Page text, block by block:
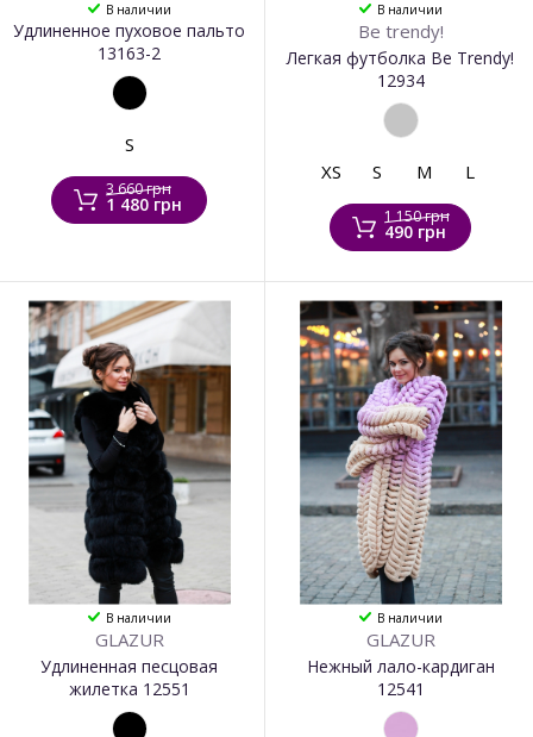
В наличии
Удлиненное пуховое пальто
13163-2
S
3 660 грн
1 480 грн
В наличии
Be trendy!
Легкая футболка Be Trendy!
12934
XS S M L
1 150 грн
490 грн
В наличии
GLAZUR
Удлиненная песцовая
жилетка 12551
В наличии
GLAZUR
Нежный лало-кардиган
12541